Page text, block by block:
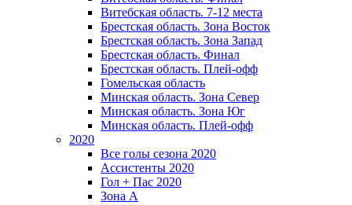
Витебская область. 7-12 места
Брестская область. Зона Восток
Брестская область. Зона Запад
Брестская область. Финал
Брестская область. Плей-офф
Гомельская область
Минская область. Зона Север
Минская область. Зона Юг
Минская область. Плей-офф
2020
Все голы сезона 2020
Ассистенты 2020
Гол + Пас 2020
Зона А